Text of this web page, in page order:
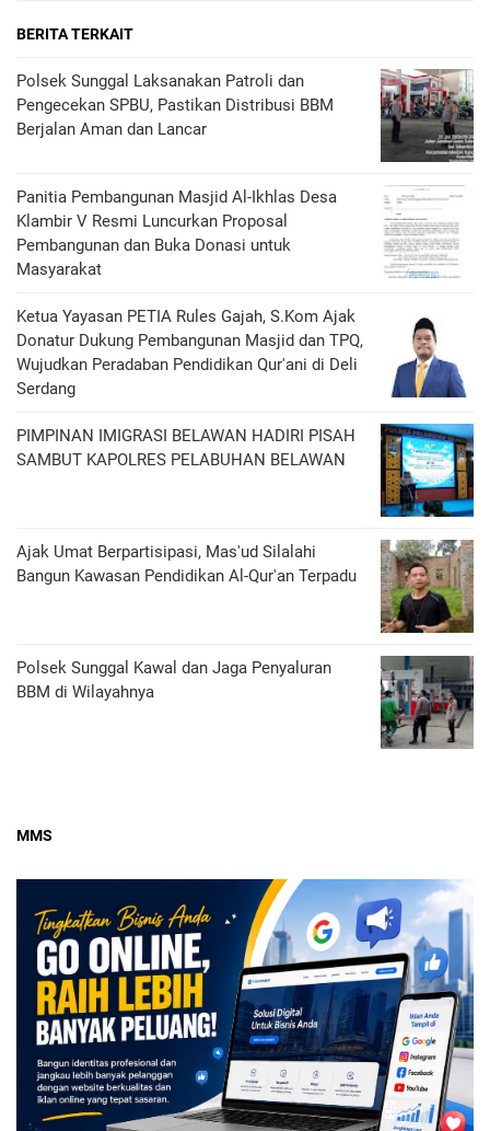
BERITA TERKAIT
Polsek Sunggal Laksanakan Patroli dan
Pengecekan SPBU, Pastikan Distribusi BBM
Berjalan Aman dan Lancar
Panitia Pembangunan Masjid Al-Ikhlas Desa
Klambir V Resmi Luncurkan Proposal
Pembangunan dan Buka Donasi untuk
Masyarakat
Ketua Yayasan PETIA Rules Gajah, S.Kom Ajak
Donatur Dukung Pembangunan Masjid dan TPQ,
Wujudkan Peradaban Pendidikan Qur'ani di Deli
Serdang
PIMPINAN IMIGRASI BELAWAN HADIRI PISAH
SAMBUT KAPOLRES PELABUHAN BELAWAN
Ajak Umat Berpartisipasi, Mas'ud Silalahi
Bangun Kawasan Pendidikan Al-Qur'an Terpadu
Polsek Sunggal Kawal dan Jaga Penyaluran
BBM di Wilayahnya
MMS